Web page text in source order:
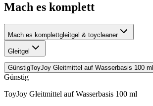
Mach es komplett
Mach es komplettgleitgel & toycleaner
Gleitgel
GünstigToyJoy Gleitmittel auf Wasserbasis 100 ml
Günstig
ToyJoy Gleitmittel auf Wasserbasis 100 ml